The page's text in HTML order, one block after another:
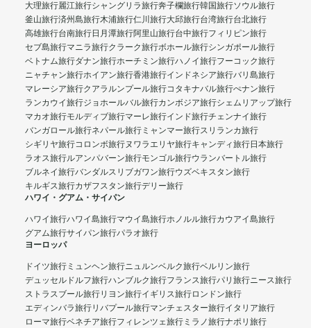
大理旅行麗江旅行シャングリラ旅行奔子欄旅行韓国旅行ソウル旅行
釜山旅行済州島旅行木浦旅行仁川旅行大邱旅行台湾旅行台北旅行
高雄旅行台南旅行日月潭旅行阿里山旅行台中旅行フィリピン旅行
セブ島旅行マニラ旅行クラーク旅行ボホール旅行シンガポール旅行
ベトナム旅行ダナン旅行ホーチミン旅行ハノイ旅行フーコック旅行
ニャチャン旅行ホイアン旅行香港旅行インドネシア旅行バリ島旅行
マレーシア旅行クアラルンプール旅行コタキナバル旅行ぺナン旅行
ランカウイ旅行ジョホールバル旅行カンボジア旅行シェムリアップ旅行
マカオ旅行モルディブ旅行マーレ旅行インド旅行チェンナイ旅行
バンガロール旅行ネパール旅行 ミャンマー旅行スリランカ旅行
シギリヤ旅行コロンボ旅行ヌワラエリヤ旅行キャンディ旅行日本旅行
ラオス旅行ルアンパバーン旅行モンゴル旅行ウランバートル旅行
ブルネイ旅行バンダルスリブガワン旅行ウズベキスタン旅行
キルギス旅行カザフスタン旅行デリー旅行
ハワイ・グアム・サイパン
ハワイ旅行ハワイ島旅行マウイ島旅行ホノルル旅行カウアイ島旅行
グアム旅行サイパン旅行パラオ旅行
ヨーロッパ
ドイツ旅行 ミュンヘン旅行ニュルンベルク旅行ベルリン旅行
デュッセルドルフ旅行ハンブルク旅行フランス旅行パリ旅行ニース旅行
ストラスブール旅行リヨン旅行イギリス旅行ロンドン旅行
エディンバラ旅行リバプール旅行マンチェスター旅行イタリア旅行
ローマ旅行ベネチア旅行フィレンツェ旅行 ミラノ旅行ナポリ旅行